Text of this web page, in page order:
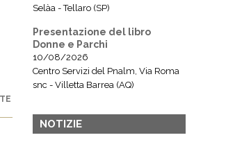
Selàa - Tellaro (SP)
Presentazione del libro
Donne e Parchi
10/08/2026
Centro Servizi del Pnalm, Via Roma
snc - Villetta Barrea (AQ)
Tedesco ma non troppo
25/08/2026
NOTIZIE